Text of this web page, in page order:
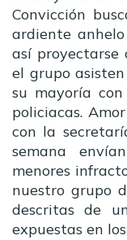
Convicción
ardiente
así proyectarse
el grupo
su mayoría
policiacas.
con la
semana
menores
nuestro grupo
descritas de
expuestas en